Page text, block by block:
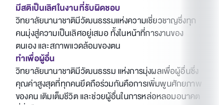
มีสติเป็นเลิศในงานที่รับผิดชอบ
วิทยาลัยนานาชาติมีวัฒนธรรมแห่งความเชี่ยวชาญซึ่งทุก
คนมุ่งสู่ความเป็นเลิศอยู่เสมอ ทั้งในหน้าที่การงานของ
ตนเอง และสภาพแวดล้อมของตน
ทำเพื่อผู้อื่น
วิทยาลัยนานาชาติมีวัฒนธรรม แห่งการมุ่งผลเพื่อผู้อื่นซึ่ง
คุณค่าสูงสุดที่ทุกคนยึดถือร่วมกันคือการเพิ่มพูนศักยภาพ
ของคน เติมเต็มชีวิต และช่วยผู้อื่นในการหล่อหลอมอนาคต